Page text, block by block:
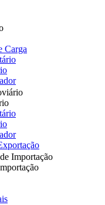
Carga
Importação